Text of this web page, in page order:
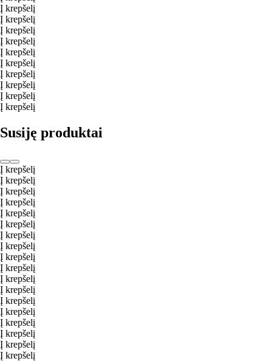
Į krepšelį
Į krepšelį
Į krepšelį
Į krepšelį
Į krepšelį
Į krepšelį
Į krepšelį
Į krepšelį
Į krepšelį
Į krepšelį
Susiję produktai
Į krepšelį
Į krepšelį
Į krepšelį
Į krepšelį
Į krepšelį
Į krepšelį
Į krepšelį
Į krepšelį
Į krepšelį
Į krepšelį
Į krepšelį
Į krepšelį
Į krepšelį
Į krepšelį
Į krepšelį
Į krepšelį
Į krepšelį
Į krepšelį